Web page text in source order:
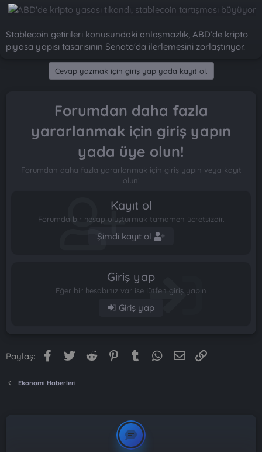
ş
a
t
r
h
i
Stablecoin getirileri konusundaki anlaşmazlık, ABD’de kripto
piyasa yapısı tasarısının Senato'da ilerlemesini zorlaştırıyor.
Cevap yazmak için giriş yap yada kayıt ol.
Forumdan daha fazla
yararlanmak için giriş yapın
yada üye olun!
Forumdan daha fazla yararlanmak için giriş yapın veya kayıt
olun!
Kayıt ol
Forumda bir hesap oluşturmak tamamen ücretsizdir.
Şimdi kayıt ol
Giriş yap
Eğer bir hesabınız var ise lütfen giriş yapın
Giriş yap
Paylaş: Facebook
Twitter Reddit PinterestTumblr WhatsApp
E-posta
Ekonomi Haberleri